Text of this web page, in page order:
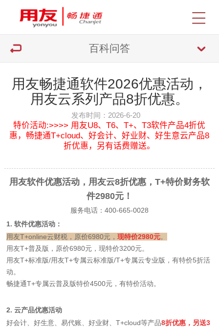
百科问答
用友畅捷通软件2026优惠活动，
用友云系列产品8折优惠。
发布时间：2026-6-20
特价活动:>>>> 用友U8、T6、T+、T3软件产品4折优
惠，畅捷通T+cloud、好会计、好业财、好生意云产品8
折优惠，另有话费赠送。
用友软件优惠活动，用友云8折优惠，T+特价财务软
件2980元！
服务电话：400-665-0028
1. 软件优惠活动：
用友T+online云财税，原价6980元，现特价2980元。
用友T+普及版，原价6980元，现特价3200元。
用友T+标准版/用友T+专属云标准版/T+专属云专业版，有特价5折活
动。
畅捷通T+专属云普及版特价4500元，有特价活动。
2. 云产品优惠活动
好会计、好生意、易代账、好业财、T+cloud等产品8折优惠，另送3